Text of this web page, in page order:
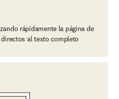
rápidamente la página de
al texto completo